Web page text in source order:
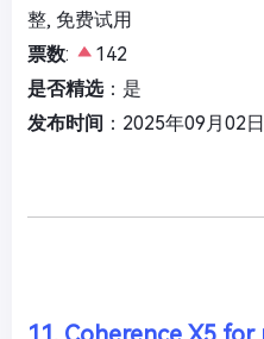
整, 免费试用
票数:
142
是否精选：是
发布时间 ：2025年09月02